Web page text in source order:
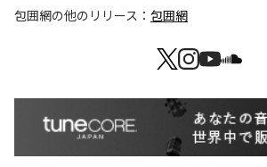
包囲網の他のリリース： 包囲網